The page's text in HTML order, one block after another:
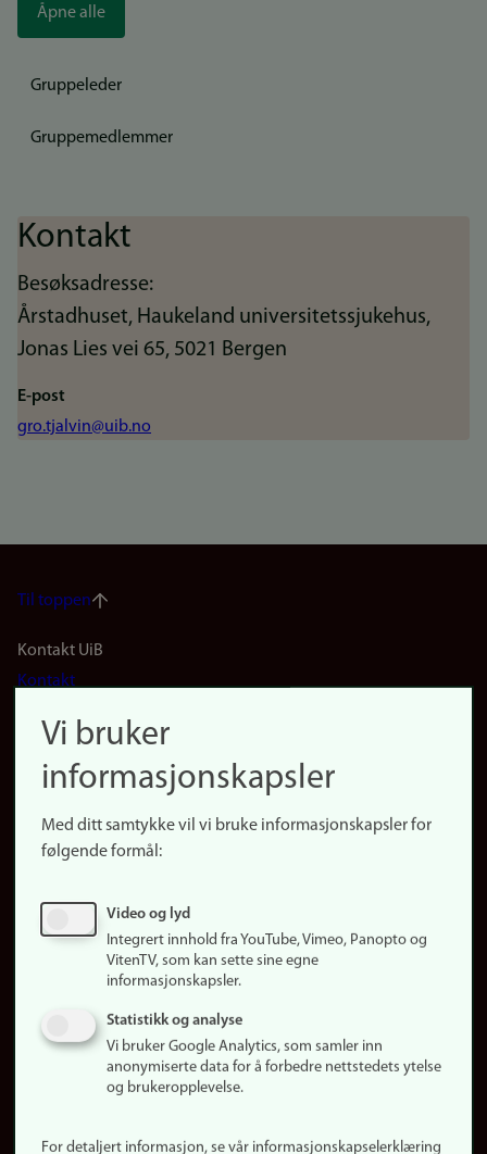
Åpne alle
Gruppeleder
Gruppemedlemmer
Kontakt
Besøksadresse:
Årstadhuset, Haukeland universitetssjukehus,
Jonas Lies vei 65, 5021 Bergen
E-post
gro.tjalvin@uib.no
Til toppen
Footer
(no)
Kontakt UiB
Kontakt
Finn forsker
Presse
Finn studier
Ledige stillinger
Om nettstedet
Informasjonskapsler
Vi bruker
informasjonskapsler
Med ditt samtykke vil vi bruke informasjonskapsler for
følgende formål:
Video og lyd
Integrert innhold fra YouTube, Vimeo, Panopto og
VitenTV, som kan sette sine egne
informasjonskapsler.
Statistikk og analyse
Vi bruker Google Analytics, som samler inn
anonymiserte data for å forbedre nettstedets ytelse
og brukeropplevelse.
For detaljert informasjon, se vår informasjonskapselerklæring